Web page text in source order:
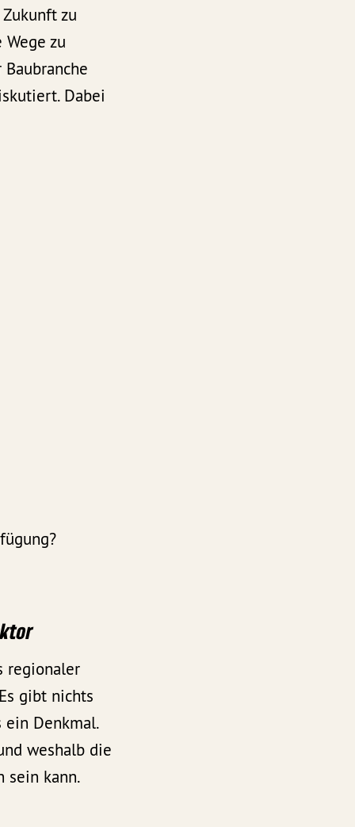
zu
zu
Dabei
regionaler
gibt nichts
ein Denkmal.
weshalb die
sein kann.